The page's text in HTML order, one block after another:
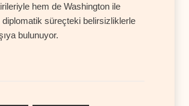
hem de Washington ile
diplomatik süreçteki belirsizliklerle
bulunuyor.